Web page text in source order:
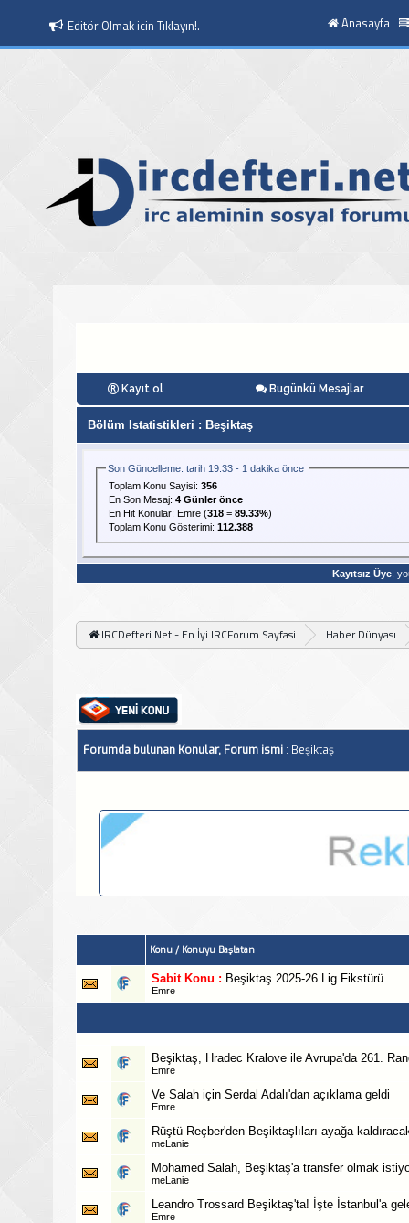
Moderatör Olmak icin Tıklayın!. Anasayfa
Kayıt ol Bugünkü Mesajlar
Bölüm Istatistikleri : Beşiktaş
Son Güncelleme: tarih 19:33 - 1 dakika önce
Toplam Konu Sayisi: 356
En Son Mesaj: 4 Günler önce
En Hit Konular: Emre (318 = 89.33%)
Toplam Konu Gösterimi: 112.388
Kayıtsız Üye,
IRCDefteri.Net - En İyi IRCForum Sayfasi Haber Dünyası
Forumda bulunan Konular, Forum ismi : Beşiktaş
Konu / Konuyu Başlatan
Sabit Konu : Beşiktaş 2025-26 Lig Fikstürü
Emre
Beşiktaş, Hradec Kralove ile Avrupa'da 261.
Emre
Ve Salah için Serdal Adalı'dan açıklama geldi
Emre
Rüştü Reçber'den Beşiktaşlıları ayağa
meLanie
Mohamed Salah, Beşiktaş'a transfer olmak
meLanie
Leandro Trossard Beşiktaş'ta! İşte İstanbul'a
Emre